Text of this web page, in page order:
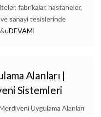
fabrikalar, hastaneler,
ve sanayi tesislerinde
DEVAMI
Alanları |
Sistemleri
Uygulama Alanları